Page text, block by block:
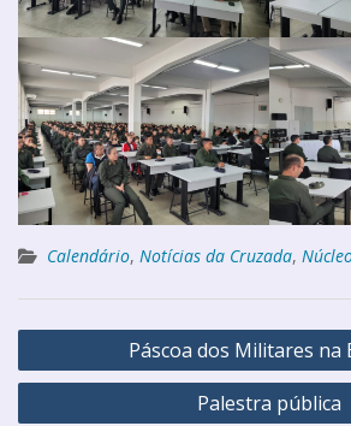
Calendário, Notícias da Cruzada,
Páscoa dos Militares na
Palestra pública